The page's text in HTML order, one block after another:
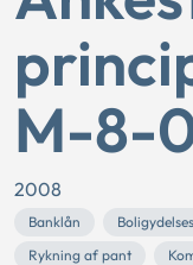
M-8-
2008
Banklån
Rykning af pant